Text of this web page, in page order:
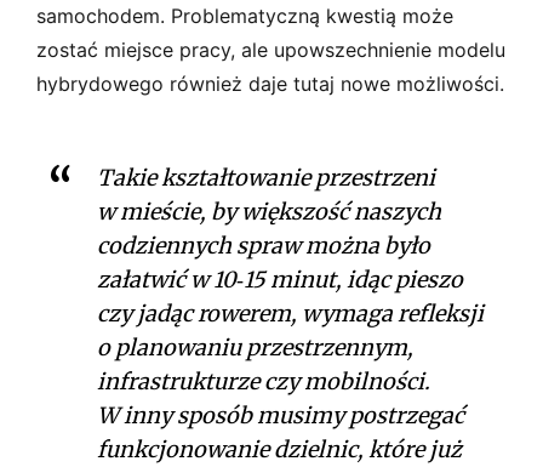
samochodem. Problematyczną kwestią może
zostać miejsce pracy, ale upowszechnienie modelu
hybrydowego również daje tutaj nowe możliwości.
Takie kształtowanie przestrzeni
w mieście, by większość naszych
codziennych spraw można było
załatwić w 10‑15 minut, idąc pieszo
czy jadąc rowerem, wymaga refleksji
o planowaniu przestrzennym,
infrastrukturze czy mobilności.
W inny sposób musimy postrzegać
funkcjonowanie dzielnic, które już